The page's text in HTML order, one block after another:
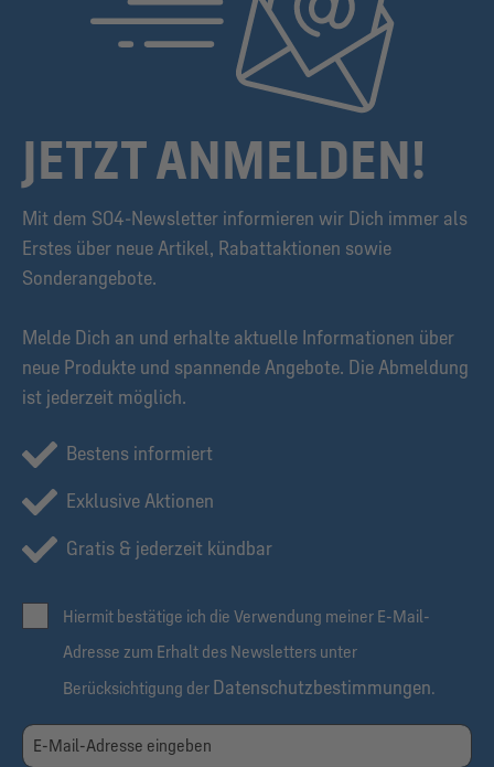
JETZT ANMELDEN!
Mit dem S04-Newsletter informieren wir Dich immer als
Erstes über neue Artikel, Rabattaktionen sowie
Sonderangebote.
Melde Dich an und erhalte aktuelle Informationen über
neue Produkte und spannende Angebote. Die Abmeldung
ist jederzeit möglich.
Bestens informiert
Exklusive Aktionen
Gratis & jederzeit kündbar
Hiermit bestätige ich die Verwendung meiner E-Mail-
Adresse zum Erhalt des Newsletters unter
Berücksichtigung der Datenschutzbestimmungen.